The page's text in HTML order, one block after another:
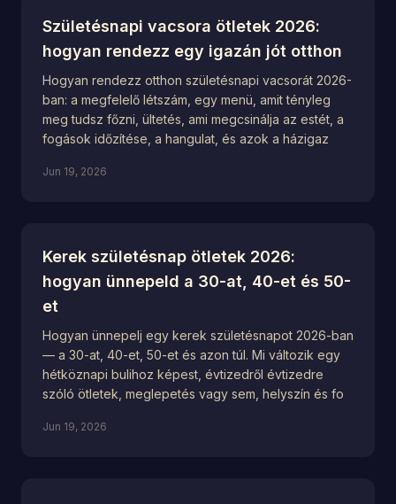
Születésnapi vacsora ötletek 2026:
hogyan rendezz egy igazán jót otthon
Hogyan rendezz otthon születésnapi vacsorát 2026-
ban: a megfelelő létszám, egy menü, amit tényleg
meg tudsz főzni, ültetés, ami megcsinálja az estét, a
fogások időzítése, a hangulat, és azok a házigaz
Jun 19, 2026
Kerek születésnap ötletek 2026:
hogyan ünnepeld a 30-at, 40-et és 50-
et
Hogyan ünnepelj egy kerek születésnapot 2026-ban
— a 30-at, 40-et, 50-et és azon túl. Mi változik egy
hétköznapi bulihoz képest, évtizedről évtizedre
szóló ötletek, meglepetés vagy sem, helyszín és fo
Jun 19, 2026